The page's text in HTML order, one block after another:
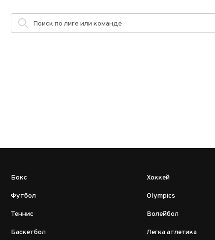
Бокс
Футбол
Теннис
Баскетбол
Хоккей
Olympics
Волейбол
Легка атлетика